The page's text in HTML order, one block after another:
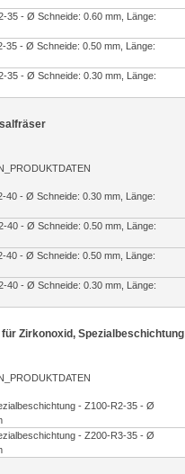
35 - Ø Schneide: 0.60 mm, Länge:
35 - Ø Schneide: 0.50 mm, Länge:
35 - Ø Schneide: 0.30 mm, Länge:
40 - Ø Schneide: 0.30 mm, Länge:
40 - Ø Schneide: 0.50 mm, Länge:
40 - Ø Schneide: 0.50 mm, Länge:
40 - Ø Schneide: 0.30 mm, Länge:
Zirkonoxid, Spezialbeschichtung
- Z100-R2-35 - Ø
- Z200-R3-35 - Ø